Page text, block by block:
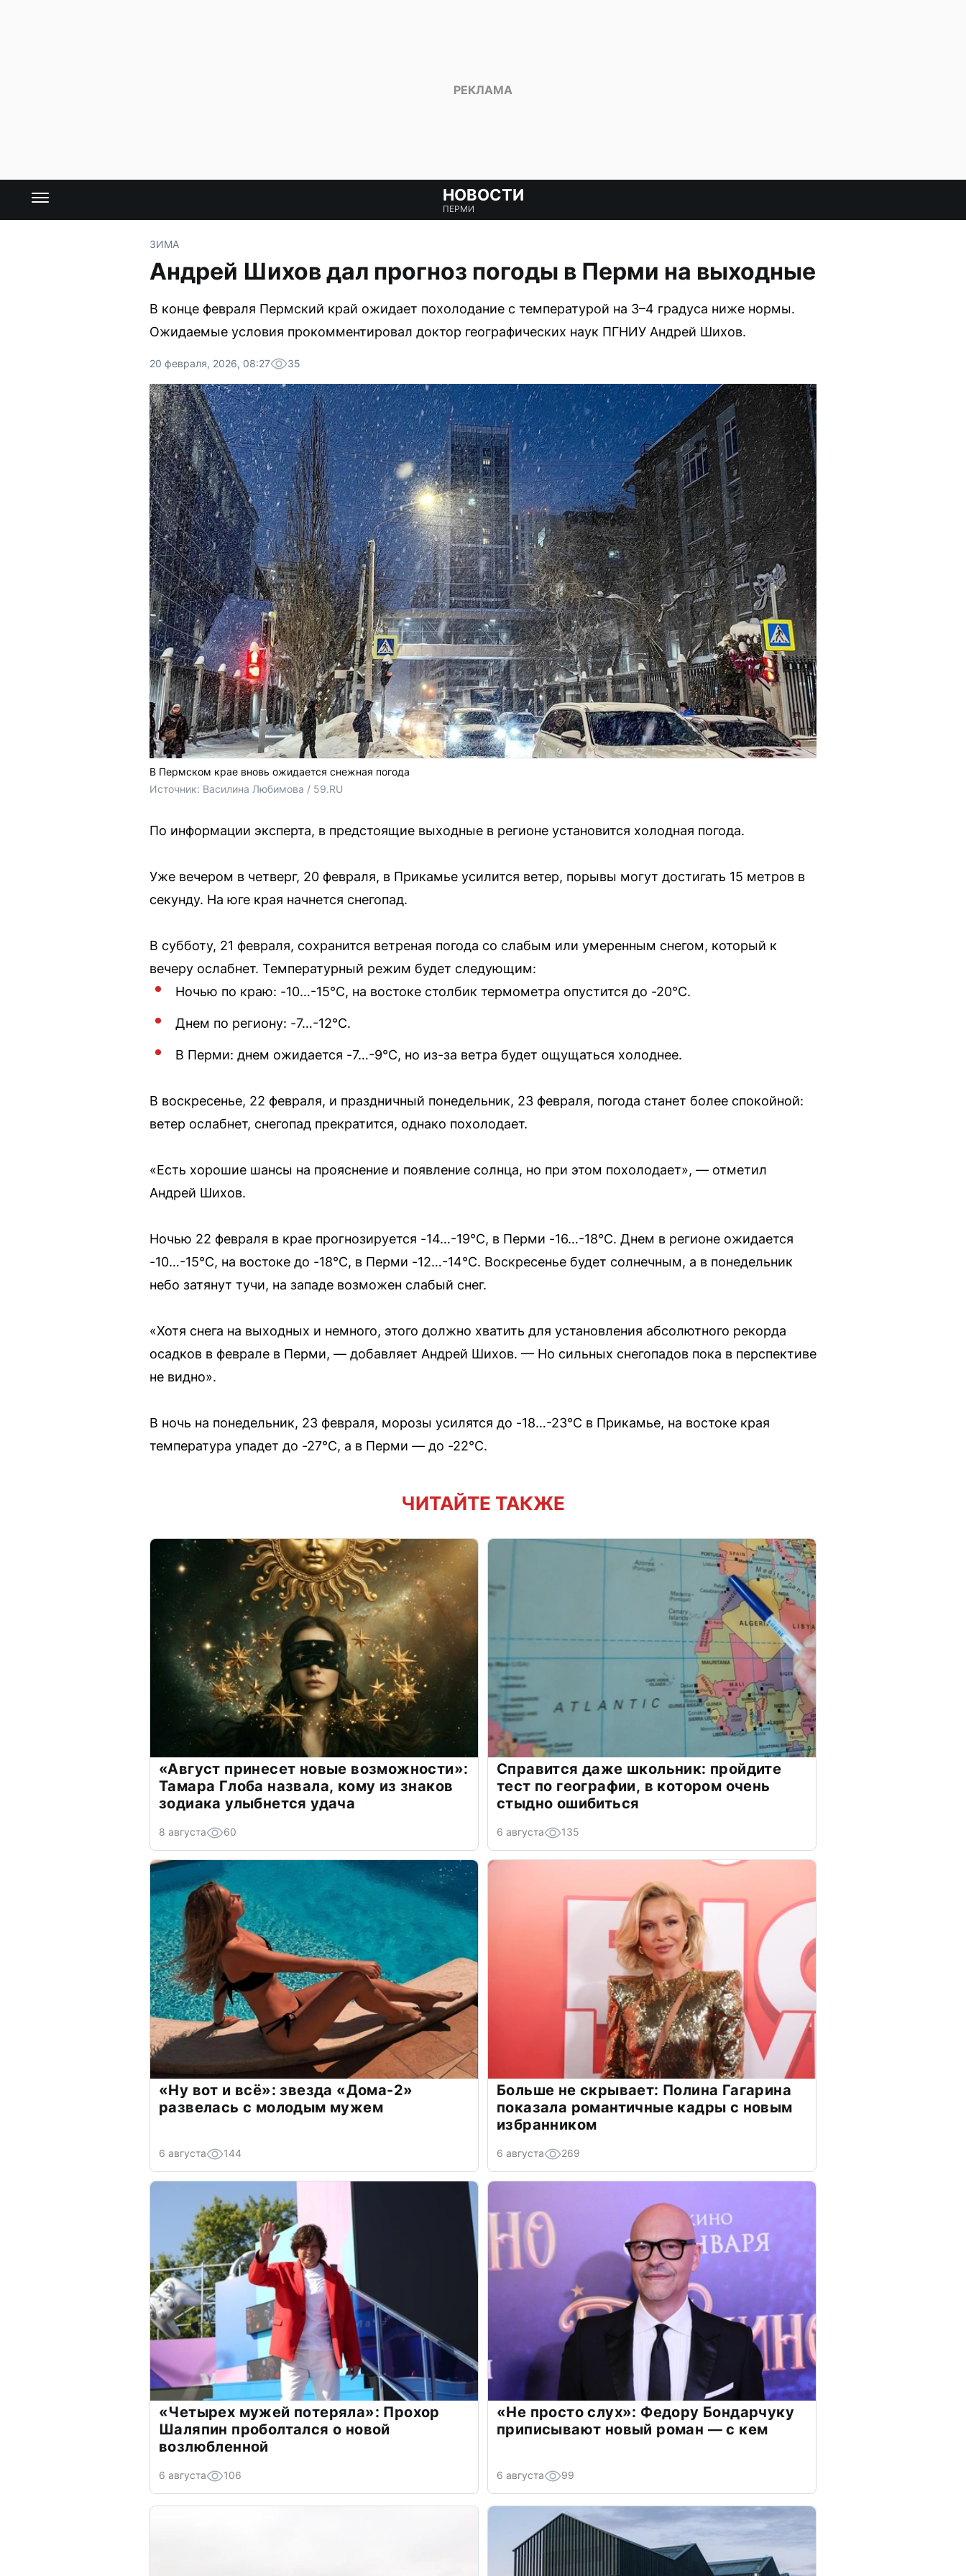
НОВОСТИ
ПЕРМИ
ЗИМА
Андрей Шихов дал прогноз погоды в Перми на выходные
В конце февраля Пермский край ожидает похолодание с температурой на 3–4 градуса ниже нормы.
Ожидаемые условия прокомментировал доктор географических наук ПГНИУ Андрей Шихов.
20 февраля, 2026, 08:27 35
В Пермском крае вновь ожидается снежная погода
Источник: Василина Любимова / 59.RU
По информации эксперта, в предстоящие выходные в регионе установится холодная погода.
Уже вечером в четверг, 20 февраля, в Прикамье усилится ветер, порывы могут достигать 15 метров в
секунду. На юге края начнется снегопад.
В субботу, 21 февраля, сохранится ветреная погода со слабым или умеренным снегом, который к
вечеру ослабнет. Температурный режим будет следующим:
Ночью по краю: -10…-15°C, на востоке столбик термометра опустится до -20°C.
Днем по региону: -7…-12°C.
В Перми: днем ожидается -7…-9°C, но из-за ветра будет ощущаться холоднее.
В воскресенье, 22 февраля, и праздничный понедельник, 23 февраля, погода станет более спокойной:
ветер ослабнет, снегопад прекратится, однако похолодает.
«Есть хорошие шансы на прояснение и появление солнца, но при этом похолодает», — отметил
Андрей Шихов.
Ночью 22 февраля в крае прогнозируется -14…-19°C, в Перми -16…-18°C. Днем в регионе ожидается
-10…-15°C, на востоке до -18°C, в Перми -12…-14°C. Воскресенье будет солнечным, а в понедельник
небо затянут тучи, на западе возможен слабый снег.
«Хотя снега на выходных и немного, этого должно хватить для установления абсолютного рекорда
осадков в феврале в Перми, — добавляет Андрей Шихов. — Но сильных снегопадов пока в перспективе
не видно».
В ночь на понедельник, 23 февраля, морозы усилятся до -18…-23°C в Прикамье, на востоке края
температура упадет до -27°C, а в Перми — до -22°C.
ЧИТАЙТЕ ТАКЖЕ
«Август принесет новые возможности»:
Тамара Глоба назвала, кому из знаков
зодиака улыбнется удача
8 августа 60
Справится даже школьник: пройдите
тест по географии, в котором очень
стыдно ошибиться
6 августа 135
«Ну вот и всё»: звезда «Дома-2»
развелась с молодым мужем
6 августа 144
Больше не скрывает: Полина Гагарина
показала романтичные кадры с новым
избранником
6 августа 269
«Четырех мужей потеряла»: Прохор
Шаляпин проболтался о новой
возлюбленной
6 августа 106
«Не просто слух»: Федору Бондарчуку
приписывают новый роман — с кем
6 августа 99